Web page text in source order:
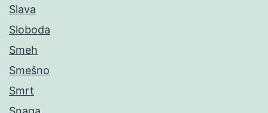
Slava
Sloboda
Smeh
Smešno
Smrt